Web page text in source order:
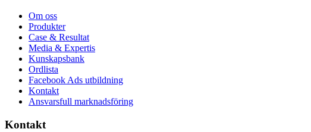
Om oss
Produkter
Case & Resultat
Media & Expertis
Kunskapsbank
Ordlista
Facebook Ads utbildning
Kontakt
Ansvarsfull marknadsföring
Kontakt